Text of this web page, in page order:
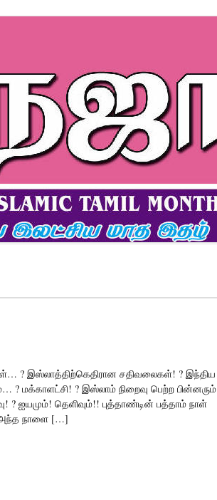
? இஸ்லாத்திற்கெதிரான சதிவலைகள்! ? இந்திய
? மக்காளட்சி! ? இஸ்லாம் நிறைவு பெற்ற பின்னரும்
? ஐயமும்! தெளிவும்!! புத்தாண்டின் பத்தாம் நாள்
அந்த நாளை […]